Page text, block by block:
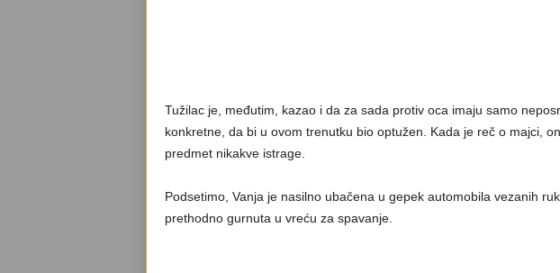
Tužilac je, međutim, kazao i da za sada protiv oca imaju samo
konkretne, da bi u ovom trenutku bio optužen. Kada je reč o majci,
predmet nikakve istrage.
Podsetimo, Vanja je nasilno ubačena u gepek automobila vezanih
prethodno gurnuta u vreću za spavanje.